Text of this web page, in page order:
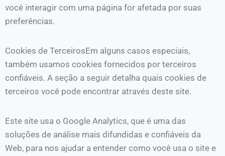
você interagir com uma página for afetada por suas
preferências.
Cookies de TerceirosEm alguns casos especiais,
também usamos cookies fornecidos por terceiros
confiáveis. A seção a seguir detalha quais cookies de
terceiros você pode encontrar através deste site.
Este site usa o Google Analytics, que é uma das
soluções de análise mais difundidas e confiáveis ​​da
Web, para nos ajudar a entender como você usa o site e